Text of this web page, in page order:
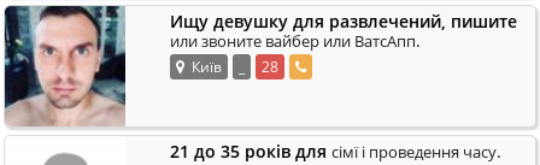
Ищу девушку для развлечений, пишите
или звоните вайбер или ВатсАпп.
Київ 28
21 до 35 років для сімї і проведення часу.